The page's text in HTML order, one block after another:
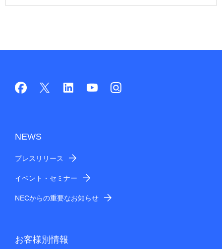
NEWS
プレスリリース
イベント・セミナー
NECからの重要なお知らせ
お客様別情報